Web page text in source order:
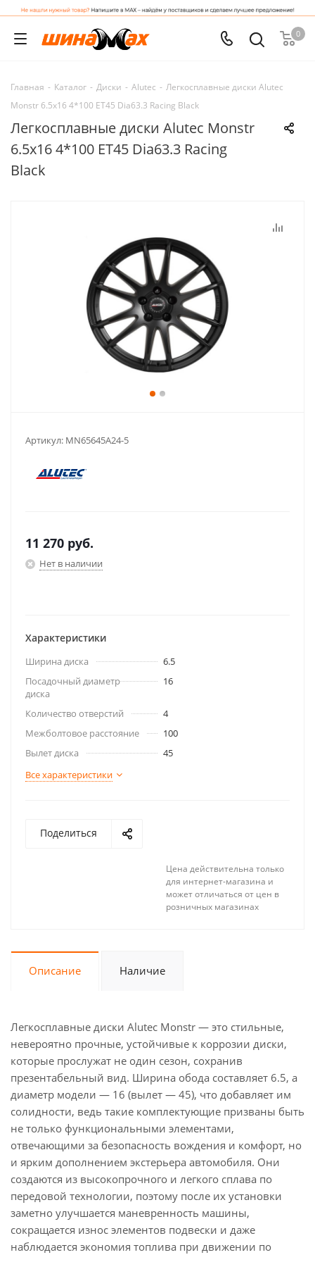
0
Главная - Каталог - Диски - Alutec - Легкосплавные диски Alutec
Monstr 6.5x16 4*100 ET45 Dia63.3 Racing Black
Легкосплавные диски Alutec Monstr
6.5x16 4*100 ET45 Dia63.3 Racing
Black
Артикул: MN65645A24-5
11 270 руб.
Нет в наличии
Характеристики
Ширина диска
6.5
Посадочный диаметр
диска
16
Количество отверстий
4
Межболтовое расстояние
100
Вылет диска
45
Все характеристики
Поделиться
Цена действительна только
для интернет-магазина и
может отличаться от цен в
розничных магазинах
Описание Наличие
Легкосплавные диски Alutec Monstr — это стильные,
невероятно прочные, устойчивые к коррозии диски,
которые прослужат не один сезон, сохранив
презентабельный вид. Ширина обода составляет 6.5, а
диаметр модели — 16 (вылет — 45), что добавляет им
солидности, ведь такие комплектующие призваны быть
не только функциональными элементами,
отвечающими за безопасность вождения и комфорт, но
и ярким дополнением экстерьера автомобиля. Они
создаются из высокопрочного и легкого сплава по
передовой технологии, поэтому после их установки
заметно улучшается маневренность машины,
сокращается износ элементов подвески и даже
наблюдается экономия топлива при движении по